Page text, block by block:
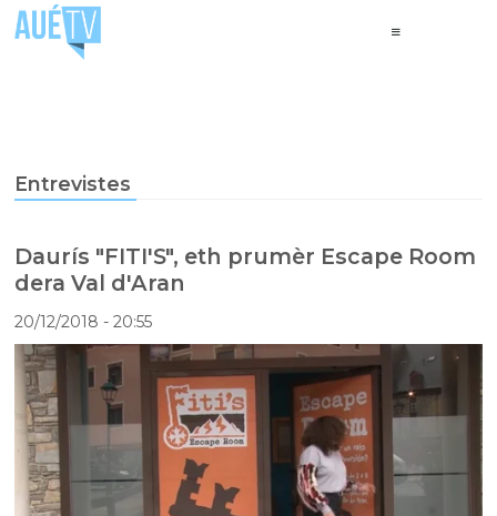
Entrevistes
Daurís "FITI'S", eth prumèr Escape Room
dera Val d'Aran
20/12/2018- 20:55